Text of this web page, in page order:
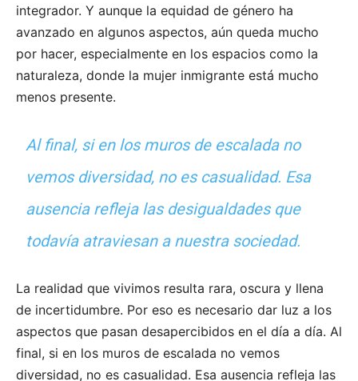
integrador. Y aunque la equidad de género ha
avanzado en algunos aspectos, aún queda mucho
por hacer, especialmente en los espacios como la
naturaleza, donde la mujer inmigrante está mucho
menos presente.
Al final, si en los muros de escalada no
vemos diversidad, no es casualidad. Esa
ausencia refleja las desigualdades que
todavía atraviesan a nuestra sociedad.
La realidad que vivimos resulta rara, oscura y llena
de incertidumbre. Por eso es necesario dar luz a los
aspectos que pasan desapercibidos en el día a día. Al
final, si en los muros de escalada no vemos
diversidad, no es casualidad. Esa ausencia refleja las